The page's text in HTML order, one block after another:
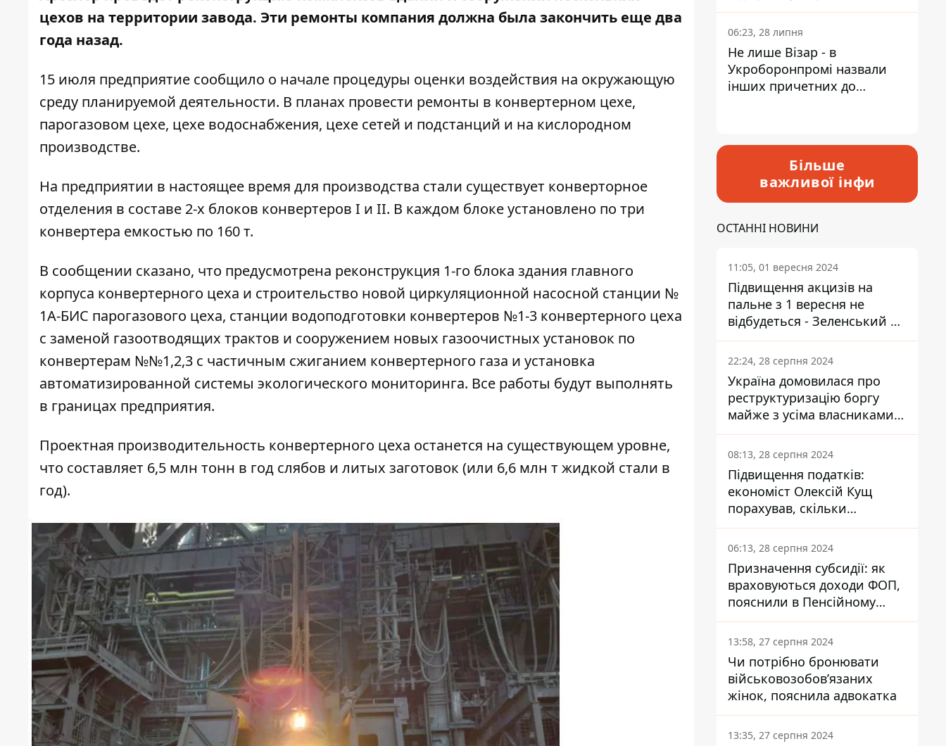
цехов на территории завода. Эти ремонты компания должна была закончить еще два
года назад.
15 июля предприятие сообщило о начале процедуры оценки воздействия на окружающую
среду планируемой деятельности. В планах провести ремонты в конвертерном цехе,
парогазовом цехе, цехе водоснабжения, цехе сетей и подстанций и на кислородном
производстве.
На предприятии в настоящее время для производства стали существует конверторное
отделения в составе 2-х блоков конвертеров I и II. В каждом блоке установлено по три
конвертера емкостью по 160 т.
В сообщении сказано, что предусмотрена реконструкция 1-го блока здания главного
корпуса конвертерного цеха и строительство новой циркуляционной насосной станции №
1А-БИС парогазового цеха, станции водоподготовки конвертеров №1-3 конвертерного цеха
с заменой газоотводящих трактов и сооружением новых газоочистных установок по
конвертерам №№1,2,3 с частичным сжиганием конвертерного газа и установка
автоматизированной системы экологического мониторинга. Все работы будут выполнять
в границах предприятия.
Проектная производительность конвертерного цеха останется на существующем уровне,
что составляет 6,5 млн тонн в год слябов и литых заготовок (или 6,6 млн т жидкой стали в
год).
приміщення Укрпошти
06:23, 28 липня
Не лише Візар - в
Укроборонпромі назвали
інших причетних до
Більше
важливої інфи
ОСТАННІ НОВИНИ
11:05, 01 вересня 2024
Підвищення акцизів на
пальне з 1 вересня не
відбудеться - Зеленський не
підписав закон
22:24, 28 серпня 2024
Україна домовилася про
реструктуризацію боргу
майже з усіма власниками
єврооблігацій: що це
означає для країни
08:13, 28 серпня 2024
Підвищення податків:
економіст Олексій Кущ
порахував, скільки
заплатить кожен українець
06:13, 28 серпня 2024
Призначення субсидії: як
враховуються доходи ФОП,
пояснили в Пенсійному
фонді
13:58, 27 серпня 2024
Чи потрібно бронювати
військовозобов’язаних
жінок, пояснила адвокатка
13:35, 27 серпня 2024